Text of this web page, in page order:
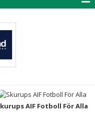
AIF Fotboll För Alla